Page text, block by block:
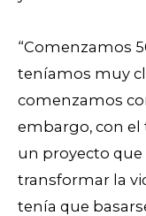
“Comenzamos
teníamos muy
comenzamos
embargo, con el
un proyecto
transformar la
tenía que